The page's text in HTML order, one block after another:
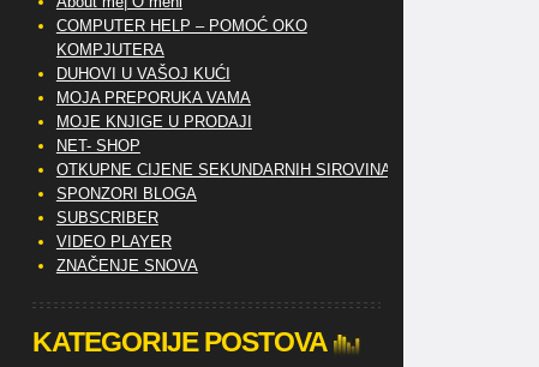
COMPUTER HELP – POMOĆ OKO
KOMPJUTERA
DUHOVI U VAŠOJ KUĆI
MOJA PREPORUKA VAMA
MOJE KNJIGE U PRODAJI
NET- SHOP
OTKUPNE CIJENE SEKUNDARNIH SIROVINA
SPONZORI BLOGA
SUBSCRIBER
VIDEO PLAYER
ZNAČENJE SNOVA
KATEGORIJE POSTOVA